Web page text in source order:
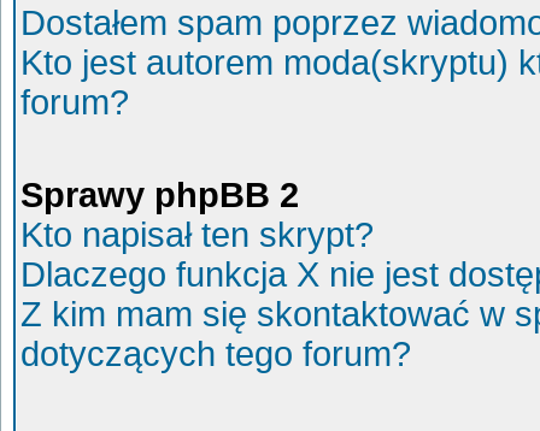
Dostałem spam poprzez
Kto jest autorem moda(skryptu)
forum?
Sprawy phpBB 2
Kto napisał ten skrypt?
Dlaczego funkcja X nie jest
Z kim mam się skontaktować w
dotyczących tego forum?